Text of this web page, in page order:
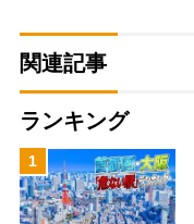
関連記事
ランキング
1